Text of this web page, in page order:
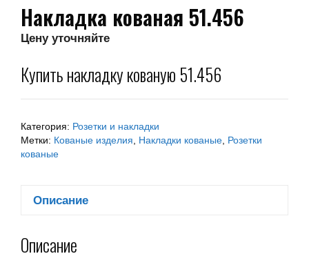
Накладка кованая 51.456
Цену уточняйте
Купить накладку кованую 51.456
Категория: Розетки и накладки
Метки: Кованые изделия, Накладки кованые, Розетки
кованые
Описание
Описание